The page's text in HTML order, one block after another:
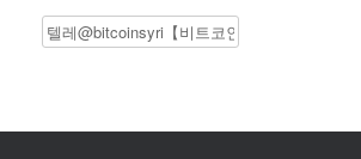
Search